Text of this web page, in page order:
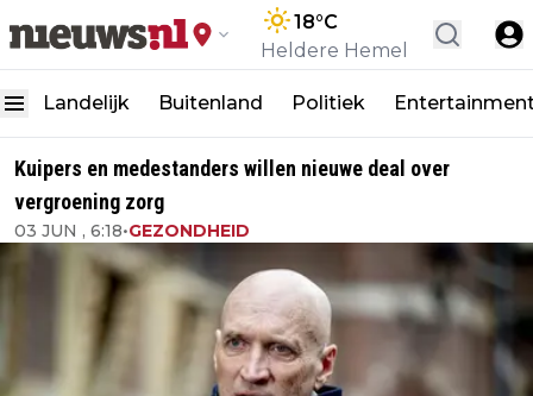
18°C
Heldere Hemel
Landelijk Buitenland Politiek
Kuipers en medestanders willen nieuwe deal over
vergroening zorg
03 JUN , 6:18•GEZONDHEID